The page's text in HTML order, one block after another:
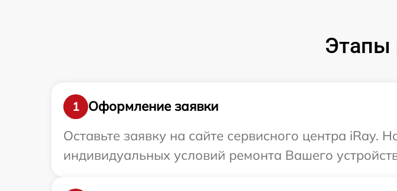
Этапы
1
Оформление заявки
Оставьте заявку на сайте сервисного центра iRay.
индивидуальных условий ремонта Вашего